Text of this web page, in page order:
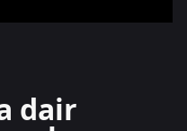
dair